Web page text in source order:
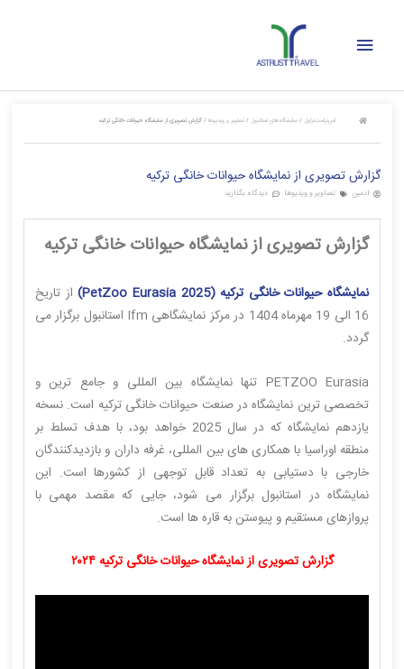
فهرست
آس‌تراست‌تراول / نمایشگاه‌های استانبول / تصاویر و ویدیوها/ گزارش تصویری از نمایشگاه حیوانات خانگی ترکیه
گزارش تصویری از نمایشگاه حیوانات خانگی ترکیه
ادمین تصاویر و ویدیوها دیدگاه بگذارید
گزارش تصویری از نمایشگاه حیوانات خانگی ترکیه
نمایشگاه حیوانات خانگی ترکیه (2025 PetZoo Eurasia)
از تاریخ
16 الی 19 مهرماه 1404 در مرکز نمایشگاهی Ifm استانبول برگزار می
گردد.
PETZOO Eurasia تنها نمایشگاه بین المللی و جامع ترین و
تخصصی ترین نمایشگاه در صنعت حیوانات خانگی ترکیه است. نسخه
یازدهم نمایشگاه که در سال 2025 خواهد بود، با هدف تسلط بر
منطقه اوراسیا با همکاری های بین المللی، غرفه داران و بازدیدکنندگان
خارجی با دستیابی به تعداد قابل توجهی از کشورها است. این
نمایشگاه در استانبول برگزار می شود، جایی که مقصد مهمی با
پروازهای مستقیم و پیوستن به قاره ها است.
گزارش تصویری از نمایشگاه حیوانات خانگی ترکیه ۲۰۲۴